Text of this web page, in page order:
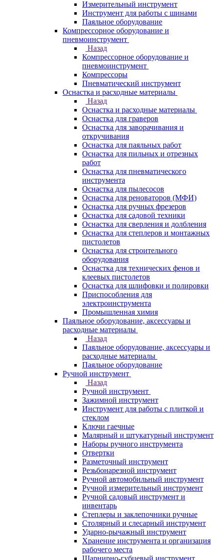
Измерительный инструмент
Инструмент для работы с шинами
Паяльное оборудование
Компрессорное оборудование и
пневмоинструмент
Назад
Компрессорное оборудование и
пневмоинструмент
Компрессоры
Пневматический инструмент
Оснастка и расходные материалы
Назад
Оснастка и расходные материалы
Оснастка для граверов
Оснастка для заворачивания и
откручивания
Оснастка для паяльных работ
Оснастка для пильных и отрезных
работ
Оснастка для пневматического
инструмента
Оснастка для пылесосов
Оснастка для реноваторов (МФИ)
Оснастка для ручных фрезеров
Оснастка для садовой техники
Оснастка для сверления и долбления
Оснастка для степлеров и монтажных
пистолетов
Оснастка для строительного
оборудования
Оснастка для технических фенов и
клеевых пистолетов
Оснастка для шлифовки и полировки
Приспособления для
электроинструмента
Промышленная химия
Паяльное оборудование, аксессуары и
расходные материалы
Назад
Паяльное оборудование, аксессуары и
расходные материалы
Паяльное оборудование
Ручной инструмент
Назад
Ручной инструмент
Зажимной инструмент
Инструмент для работы с плиткой и
стеклом
Ключи гаечные
Малярный и штукатурный инструмент
Наборы ручного инструмента
Отвертки
Разметочный инструмент
Резьбонарезной инструмент
Ручной автомобильный инструмент
Ручной измерительный инструмент
Ручной садовый инструмент и
инвентарь
Степлеры и заклепочники ручные
Столярный и слесарный инструмент
Ударно-рычажный инструмент
Хранение инструмента и организация
рабочего места
Шарнирно-губцевый инструмент